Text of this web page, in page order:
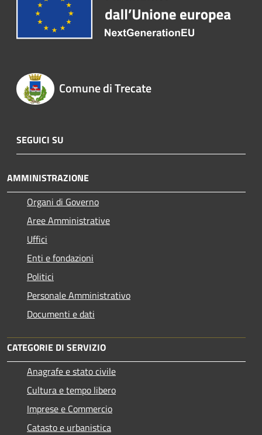
Comune di Trecate
SEGUICI SU
AMMINISTRAZIONE
Organi di Governo
Aree Amministrative
Uffici
Enti e fondazioni
Politici
Personale Amministrativo
Documenti e dati
CATEGORIE DI SERVIZIO
Anagrafe e stato civile
Cultura e tempo libero
Imprese e Commercio
Catasto e urbanistica